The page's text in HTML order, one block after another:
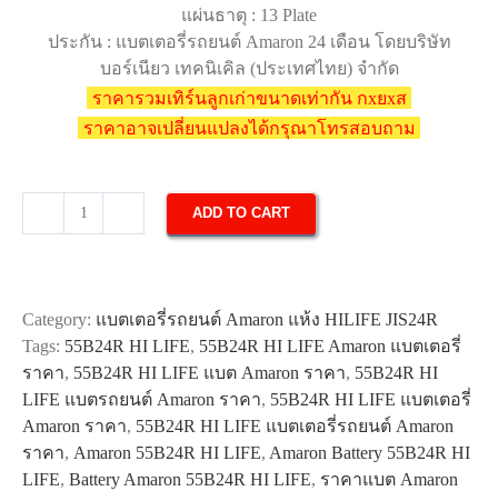
แผ่นธาตุ : 13 Plate
ประกัน : แบตเตอรี่รถยนต์ Amaron 24 เดือน โดยบริษัท
บอร์เนียว เทคนิเคิล (ประเทศไทย) จำกัด
ราคารวมเทิร์นลูกเก่าขนาดเท่ากัน กxยxส
ราคาอาจเปลี่ยนแปลงได้กรุณาโทรสอบถาม
HI
LIFE
quantity
ADD TO CART
Category: แบตเตอรี่รถยนต์ Amaron แห้ง HILIFE JIS24R
Tags: 55B24R HI LIFE, 55B24R HI LIFE Amaron แบตเตอรี่
ราคา, 55B24R HI LIFE แบต Amaron ราคา, 55B24R HI
LIFE แบตรถยนต์ Amaron ราคา, 55B24R HI LIFE แบตเตอรี่
Amaron ราคา, 55B24R HI LIFE แบตเตอรี่รถยนต์ Amaron
ราคา, Amaron 55B24R HI LIFE, Amaron Battery 55B24R HI
LIFE, Battery Amaron 55B24R HI LIFE, ราคาแบต Amaron